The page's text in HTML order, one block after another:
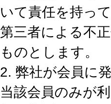
いて責任を持っ
第三者による不
ものとします。
2. 弊社が会員に
当該会員のみが